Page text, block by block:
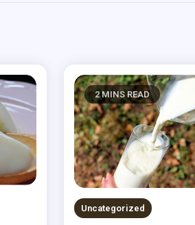
2 MINS READ
Uncategorized